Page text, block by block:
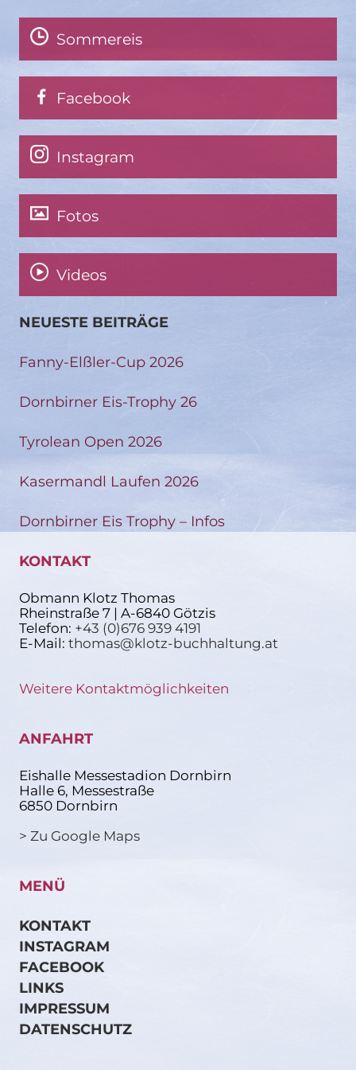
Sommereis
Facebook
Instagram
Fotos
Videos
NEUESTE BEITRÄGE
Fanny-Elßler-Cup 2026
Dornbirner Eis-Trophy 26
Tyrolean Open 2026
Kasermandl Laufen 2026
Dornbirner Eis Trophy – Infos
KONTAKT
Obmann Klotz Thomas
Rheinstraße 7 | A-6840 Götzis
Telefon: +43 (0)676 939 4191
E-Mail: thomas@klotz-buchhaltung.at
Weitere Kontaktmöglichkeiten
ANFAHRT
Eishalle Messestadion Dornbirn
Halle 6, Messestraße
6850 Dornbirn
> Zu Google Maps
MENÜ
KONTAKT
INSTAGRAM
FACEBOOK
LINKS
IMPRESSUM
DATENSCHUTZ